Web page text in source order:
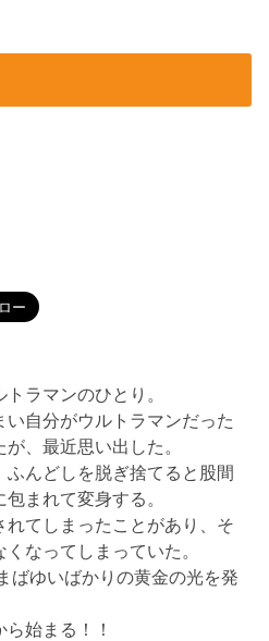
ラマンのひとり。
自分がウルトラマンだった
、最近思い出した。
んどしを脱ぎ捨てると股間
まれて変身する。
れてしまったことがあり、そ
なってしまっていた。
ばゆいばかりの黄金の光を発
始まる！！